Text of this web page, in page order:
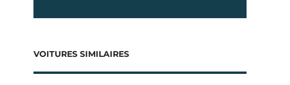
VOITURES SIMILAIRES